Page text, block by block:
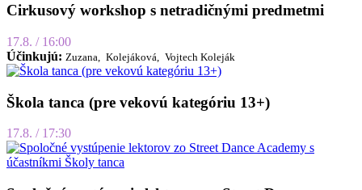
Cirkusový workshop s netradičnými predmetmi
17.8. / 16:00
Účinkujú: Zuzana, Kolejáková, Vojtech Koleják
Škola tanca (pre vekovú kategóriu 13+)
17.8. / 17:30